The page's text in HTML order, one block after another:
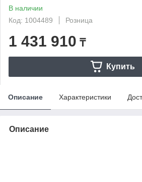
В наличии
Код: 1004489
Розница
1 431 910 ₸
Купить
Описание Характеристики
Описание